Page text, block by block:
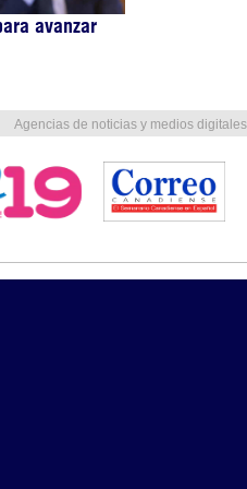
avanzar
Agencias de noticias y medios digitales